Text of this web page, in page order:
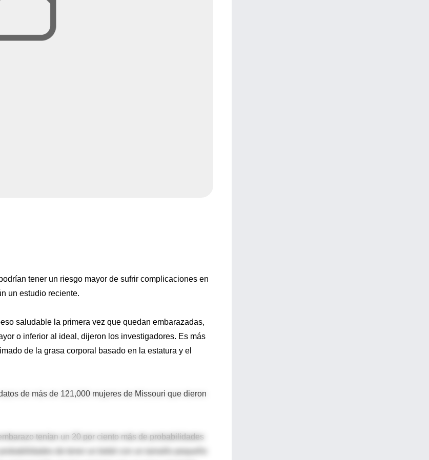
tener un riesgo mayor de sufrir complicaciones en
un estudio reciente.
saludable la primera vez que quedan embarazadas,
o inferior al ideal, dijeron los investigadores. Es más
de la grasa corporal basado en la estatura y el
de más de 121,000 mujeres de Missouri que dieron
tenían un 20 por ciento más de probabilidades
de tener un bebé con un tamaño pequeño